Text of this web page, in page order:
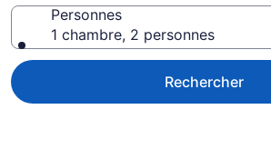
Personnes
1 chambre, 2 personnes
Rechercher